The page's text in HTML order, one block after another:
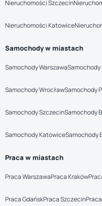
Nieruchomości Szczecin
Nieruchomości Katowice
Samochody w miastach
Samochody WarszawaSamochody
Samochody WrocławSamochody
Samochody SzczecinSamochody
Samochody KatowiceSamochody
Praca w miastach
Praca WarszawaPraca Kraków
Praca GdańskPraca Szczecin